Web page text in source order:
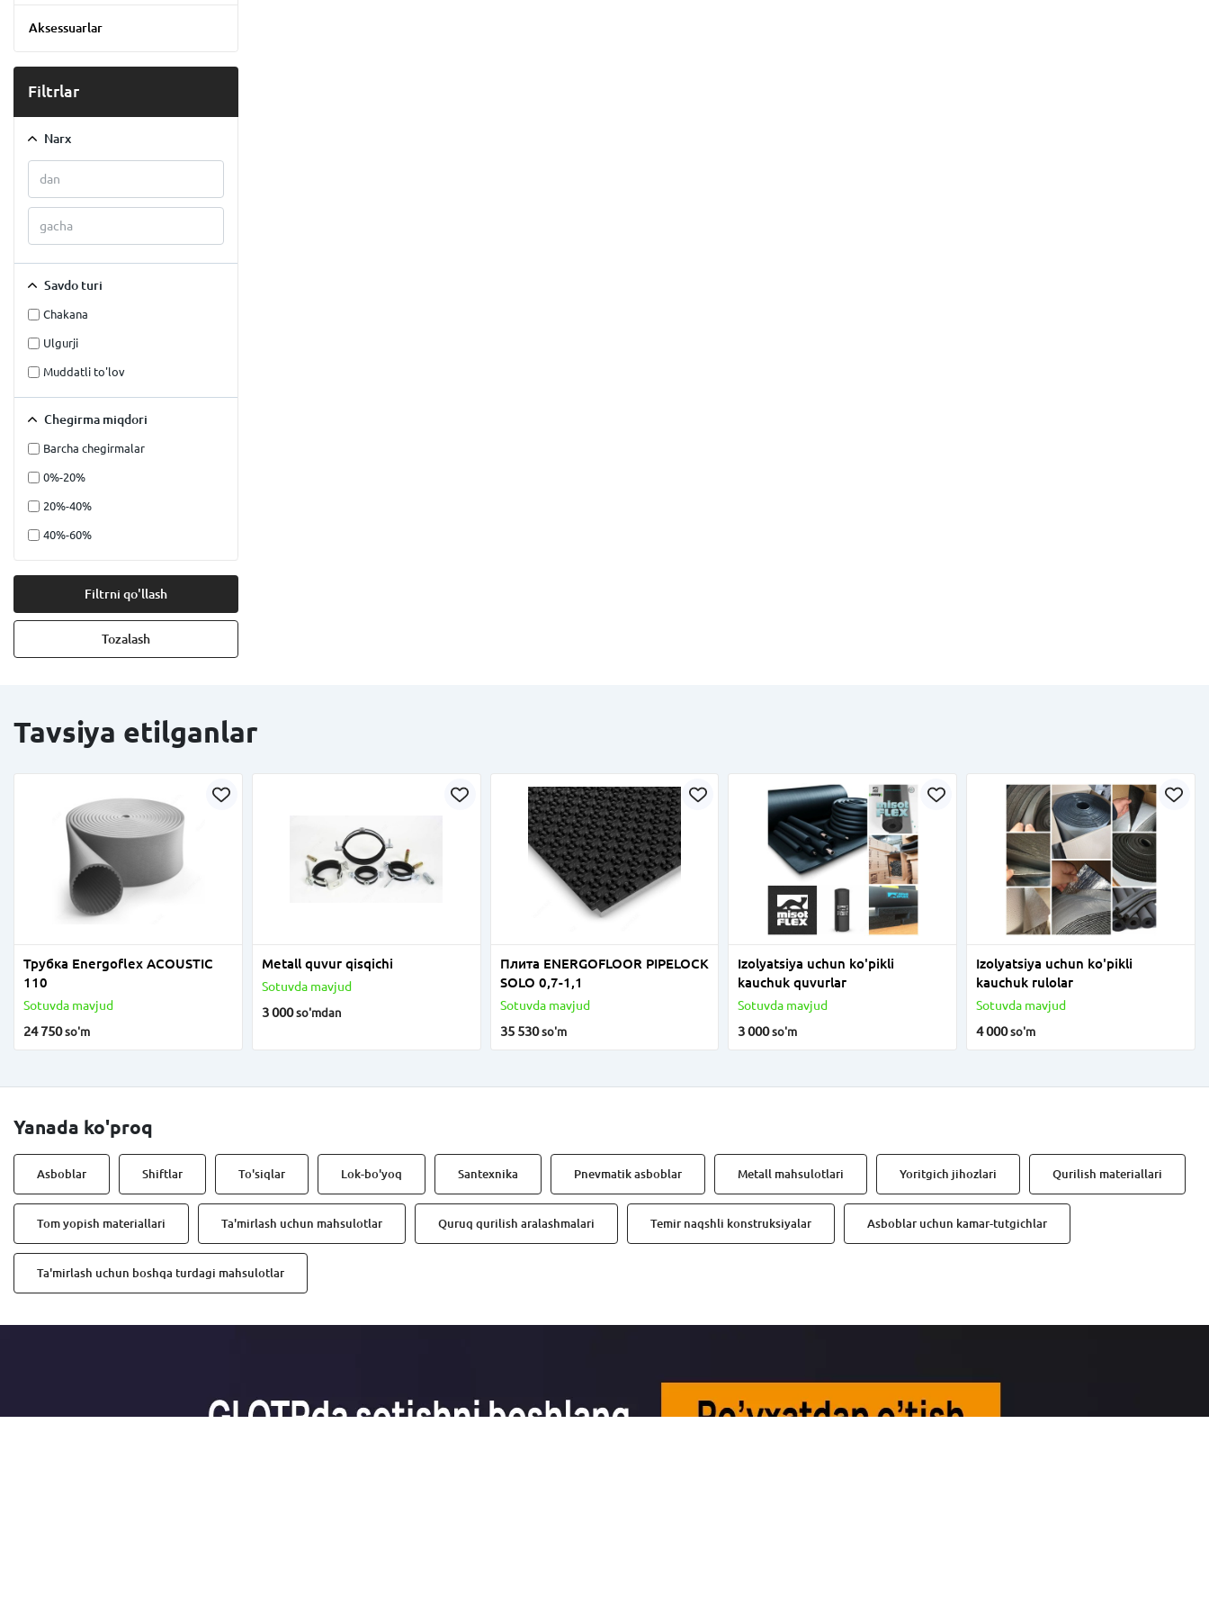
Aksessuarlar
Filtrlar
Narx
Savdo turi
Chakana
Ulgurji
Muddatli to'lov
Chegirma miqdori
Barcha chegirmalar
0%-20%
20%-40%
40%-60%
Filtrni qo'llash
Tozalash
Tavsiya etilganlar
Трубка Energoflex ACOUSTIC
110
Sotuvda mavjud
24 750so'm
Metall quvur qisqichi
Sotuvda mavjud
3 000so'mdan
Плита ENERGOFLOOR PIPELOCK
SOLO 0,7-1,1
Sotuvda mavjud
35 530so'm
Izolyatsiya uchun ko'pikli
kauchuk quvurlar
Sotuvda mavjud
3 000so'm
Izolyatsiya uchun ko'pikli
kauchuk rulolar
Sotuvda mavjud
4 000so'm
Yanada ko'proq
Asboblar Shiftlar To'siqlar Lok-bo'yoq Santexnika Pnevmatik asboblar Metall mahsulotlari Yoritgich jihozlari Qurilish materiallari
Tom yopish materiallari Ta'mirlash uchun mahsulotlar Quruq qurilish aralashmalari Temir naqshli konstruksiyalar Asboblar uchun kamar-tutgichlar
Ta'mirlash uchun boshqa turdagi mahsulotlar